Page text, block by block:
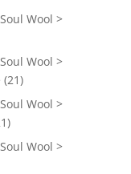
Wool >
Wool >
(21)
Wool >
Wool >